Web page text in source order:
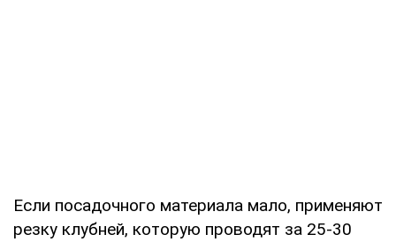
Если посадочного материала мало, применяют
резку клубней, которую проводят за 25-30